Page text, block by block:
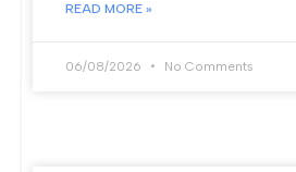
READ MORE »
06/08/2026 No Comments